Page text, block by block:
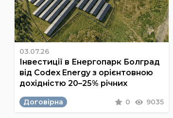
03.07.26
Інвестиції в Енергопарк Болград
від Codex Energy з орієнтовною
дохідністю 20–25% річних
Договірна 0 9035